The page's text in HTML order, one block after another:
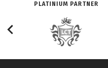
PLATINIUM PARTNER